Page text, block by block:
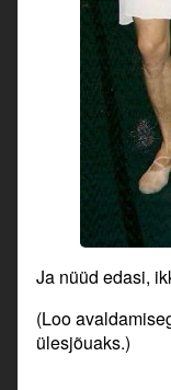
Ja nüüd edasi,
(Loo
ülesjõuaks.)